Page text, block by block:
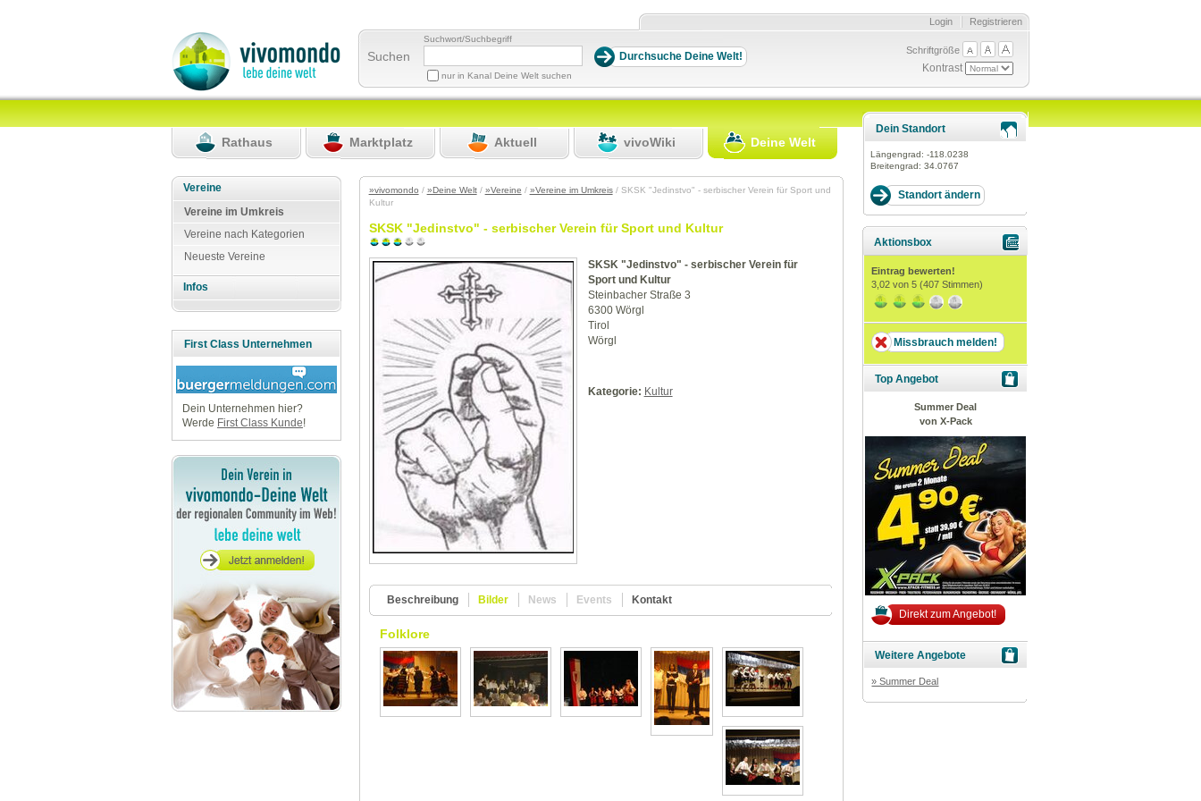
Registrieren
Login
Suchen
Suchwort/Suchbegriff
nur in Kanal Deine Welt suchen
Schriftgröße
Kontrast
Rathaus Marktplatz Aktuell vivoWiki Deine Welt
Vereine
Vereine im Umkreis
Vereine nach Kategorien
Neueste Vereine
Infos
First Class Unternehmen
Dein Unternehmen hier?
Werde First Class Kunde!
»vivomondo / »Deine Welt/ »Vereine / »Vereine im Umkreis/ SKSK "Jedinstvo" - serbischer Verein für Sport und
Kultur
SKSK "Jedinstvo" - serbischer Verein für Sport und Kultur
SKSK "Jedinstvo" - serbischer Verein für
Sport und Kultur
Steinbacher Straße 3
6300 Wörgl
Tirol
Wörgl
Kategorie: Kultur
Beschreibung Bilder News Events Kontakt
Folklore
Dein Standort
Längengrad: -118.0238
Breitengrad: 34.0767
Aktionsbox
Eintrag bewerten!
3,02 von 5 (407 Stimmen)
Missbrauch melden!
Top Angebot
Summer Deal
von X-Pack
Direkt zum Angebot!
Weitere Angebote
» Summer Deal